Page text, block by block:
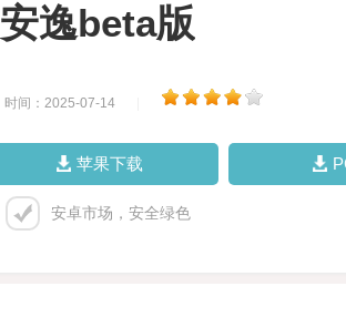
安逸beta版
时间：2025-07-14
苹果下载
安卓市场，安全绿色